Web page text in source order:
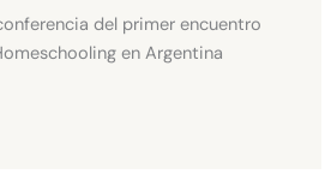
del primer encuentro
en Argentina